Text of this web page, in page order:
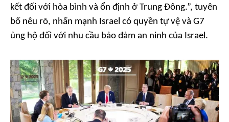
kết đối với hòa bình và ổn định ở Trung Đông.”, tuyên
bố nêu rõ, nhấn mạnh Israel có quyền tự vệ và G7
ủng hộ đối với nhu cầu bảo đảm an ninh của Israel.